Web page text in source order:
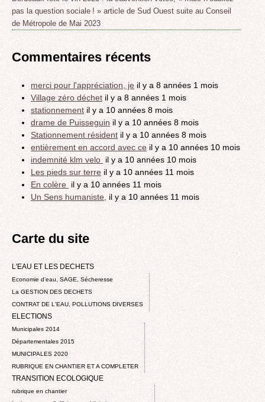
pas la question sociale ! » article de Sud Ouest suite au Conseil
de Métropole de Mai 2023
Commentaires récents
merci pour l'appréciation, je il y a 8 années 1 mois
Village zéro déchet il y a 8 années 1 mois
stationnement il y a 10 années 8 mois
drame de Puisseguin il y a 10 années 8 mois
Stationnement résident il y a 10 années 8 mois
entièrement en accord avec ce il y a 10 années 10 mois
indemnité klm velo il y a 10 années 10 mois
Les pieds sur terre il y a 10 années 11 mois
En colère il y a 10 années 11 mois
Un Sens humaniste, il y a 10 années 11 mois
Carte du site
L'EAU ET LES DECHETS
Economie d’eau, SAGE, Sécheresse
La GESTION DES DECHETS
CONTRAT DE L'EAU, POLLUTIONS DIVERSES
ELECTIONS
Municipales 2014
Départementales 2015
MUNICIPALES 2020
RUBRIQUE EN CHANTIER ET A COMPLETER
TRANSITION ECOLOGIQUE
rubrique en chantier